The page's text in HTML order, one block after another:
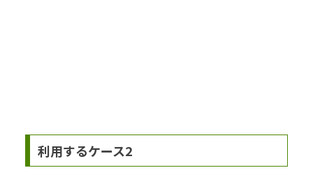
利用するケース2